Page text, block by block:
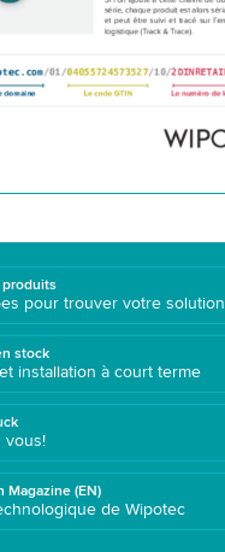
pour trouver votre solution
stock
installation à court terme
vous!
Magazine (EN)
de Wipotec